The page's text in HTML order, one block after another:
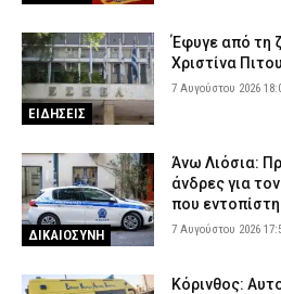
ΑΣΤΥΝΟΜΙΑ
Marfin: Προθεσμία για να απολογηθεί
46χρονη – Επιστρέφει στα
ΔΙΚΑΙΟΣΥΝΗ 7 Αυγούστου 2026 12:03
Οικογενειακή τραγωδία στις
γιος – Βίντεο-σοκ από τη στιγμή της
φορτηγό
ΑΣΤΥΝΟΜΙΑ 7 Αυγούστου 2026 11:54
Greek Mafia – Κατηγορείται και για
ΕΙΔΗΣΕΙΣ
Έφυγε από τη
Χριστίνα
7 Αυγούστου 2026
ΔΙΚΑΙΟΣΥΝΗ
Άνω Λιόσια:
άνδρες για
που
7 Αυγούστου 2026
Κόρινθος: